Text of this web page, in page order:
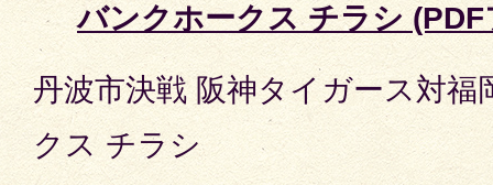
バンクホークス チラシ
丹波市決戦 阪神タイガース対
クス チラシ